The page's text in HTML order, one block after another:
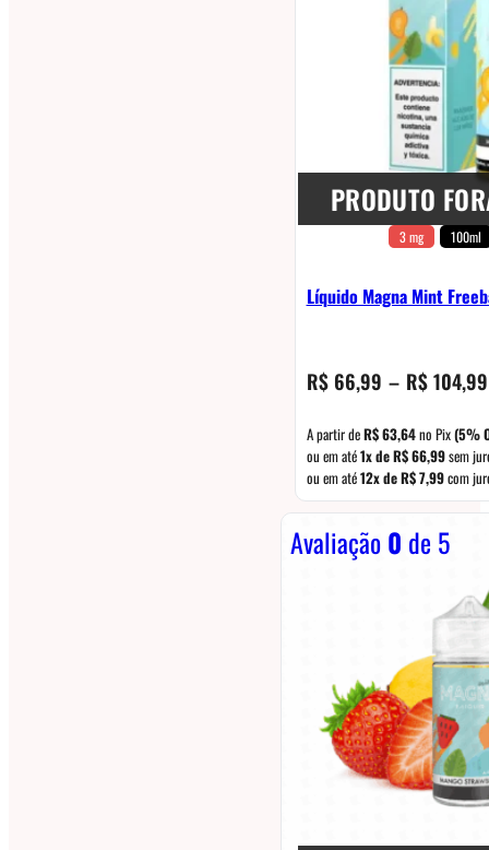
PRODUTO
3 mg 100ml
Líquido Magna Mint
R$66,99 – R$104,99
A partir deR$63,64no Pix(5%
ou em até1x deR$66,99sem
ou em até12x deR$7,99com
Avaliação0 de 5